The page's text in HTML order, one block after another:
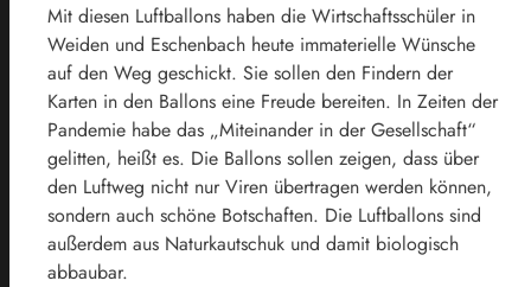
Mit diesen Luftballons haben die Wirtschaftsschüler in
Weiden und Eschenbach heute immaterielle Wünsche
auf den Weg geschickt. Sie sollen den Findern der
Karten in den Ballons eine Freude bereiten. In Zeiten der
Pandemie habe das „Miteinander in der Gesellschaft“
gelitten, heißt es. Die Ballons sollen zeigen, dass über
den Luftweg nicht nur Viren übertragen werden können,
sondern auch schöne Botschaften. Die Luftballons sind
außerdem aus Naturkautschuk und damit biologisch
abbaubar.